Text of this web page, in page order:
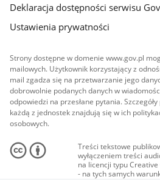
Deklaracja dostępności serwisu
Ustawienia prywatności
Strony dostępne w domenie www.gov.pl
mailowych. Użytkownik korzystający z
mail zgadza się na przetwarzanie jego
dobrowolnie podanych danych w
odpowiedzi na przesłane pytania.
każdą z jednostek znajdują się w ich
osobowych.
Treści tekstowe
wyłączeniem treści
na licencji typu
- na tych samych
Materiały